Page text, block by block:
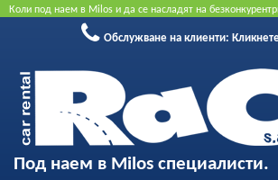
Коли под наем в Milos и да се насладят на
обслужване и възможност за професионален запис на
онлайн, за да получите най-добрата цена. Не се изисква
Обслужване на клиенти:
Под наем в Milos специалисти.